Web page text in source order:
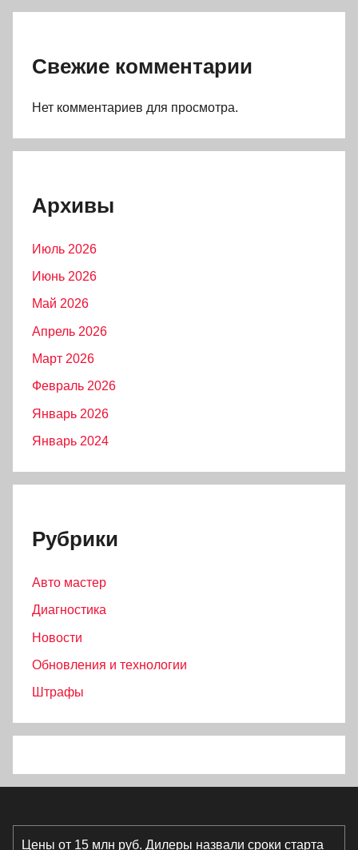
Свежие комментарии
Нет комментариев для просмотра.
Архивы
Июль 2026
Июнь 2026
Май 2026
Апрель 2026
Март 2026
Февраль 2026
Январь 2026
Январь 2024
Рубрики
Авто мастер
Диагностика
Новости
Обновления и технологии
Штрафы
Цены от 15 млн руб. Дилеры назвали сроки старта